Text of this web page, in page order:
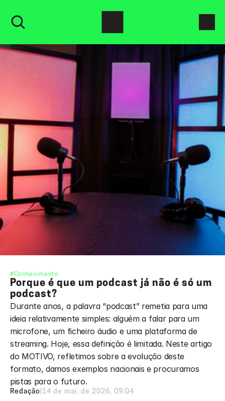
#Conhecimento
Porque é que um podcast já não é só um
podcast?
Durante anos, a palavra “podcast” remetia para uma
ideia relativamente simples: alguém a falar para um
microfone, um ficheiro áudio e uma plataforma de
streaming. Hoje, essa definição é limitada. Neste artigo
do MOTIVO, refletimos sobre a evolução deste
formato, damos exemplos nacionais e procuramos
pistas para o futuro.
Redação 14 de mai. de 2026, 09:04